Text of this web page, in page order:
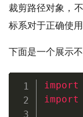
裁剪路径对象，
标系对于正确使
下面是一个展示
import
import